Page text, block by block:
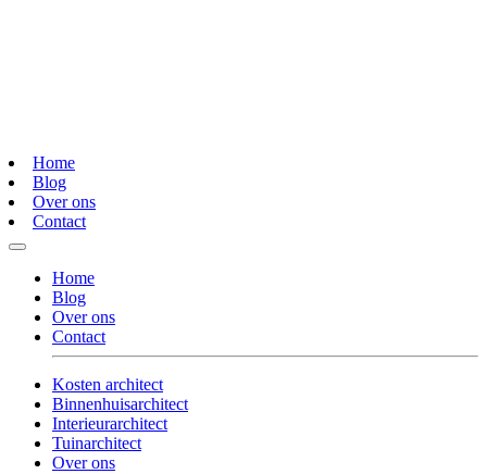
Home
Blog
Over ons
Contact
Home
Blog
Over ons
Contact
Kosten architect
Binnenhuisarchitect
Interieurarchitect
Tuinarchitect
Over ons